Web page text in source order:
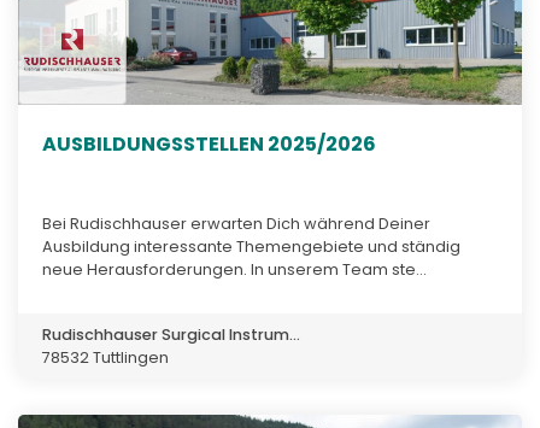
AUSBILDUNGS­STELLEN 2025/2026
Bei Rudischhauser erwarten Dich während Deiner
Ausbildung interessante Themengebiete und ständig
neue Herausforderungen. In unserem Team ste...
Rudischhauser Surgical Instrum...
78532 Tuttlingen